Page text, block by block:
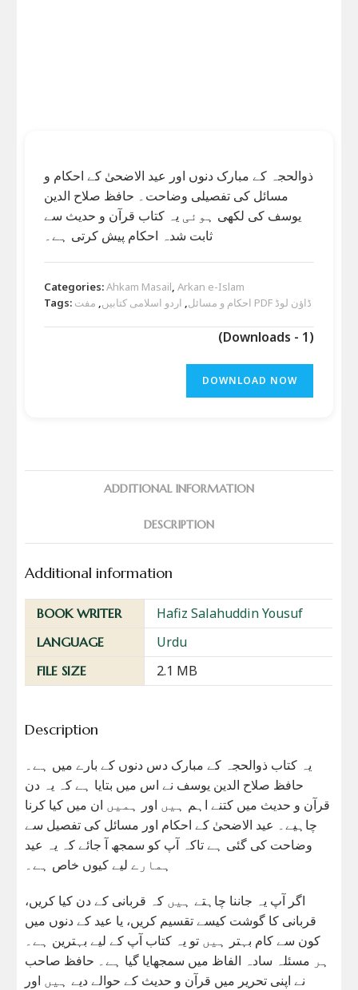
ذوالحجہ کے مبارک دنوں اور عید الاضحیٰ کے احکام و
مسائل کی تفصیلی وضاحت۔ حافظ صلاح الدین
یوسف کی لکھی ہوئی یہ کتاب قرآن و حدیث سے
ثابت شدہ احکام پیش کرتی ہے۔
Categories:Ahkam Masail,Arkan e-Islam
Tags:
احکام و مسائل, اردو اسلامی کتابیں, مفت PDF ڈاؤن لوڈ
(Downloads - 1)
DOWNLOAD NOW
ADDITIONAL INFORMATION
DESCRIPTION
Additional information
BOOK WRITER Hafiz Salahuddin Yousuf
LANGUAGE Urdu
FILE SIZE 2.1 MB
Description
یہ کتاب ذوالحجہ کے مبارک دس دنوں کے بارے میں ہے۔
حافظ صلاح الدین یوسف نے اس میں بتایا ہے کہ یہ دن
قرآن و حدیث میں کتنے اہم ہیں اور ہمیں ان میں کیا کرنا
چاہیے۔ عید الاضحیٰ کے احکام اور مسائل کی تفصیل سے
وضاحت کی گئی ہے تاکہ آپ کو سمجھ آ جائے کہ یہ عید
ہمارے لیے کیوں خاص ہے۔
اگر آپ یہ جاننا چاہتے ہیں کہ قربانی کے دن کیا کریں،
قربانی کا گوشت کیسے تقسیم کریں، یا عید کے دنوں میں
کون سے کام بہتر ہیں تو یہ کتاب آپ کے لیے بہترین ہے۔
ہر مسئلہ سادہ الفاظ میں سمجھایا گیا ہے۔ حافظ صاحب
نے اپنی تحریر میں قرآن و حدیث کے حوالے دیے ہیں اور